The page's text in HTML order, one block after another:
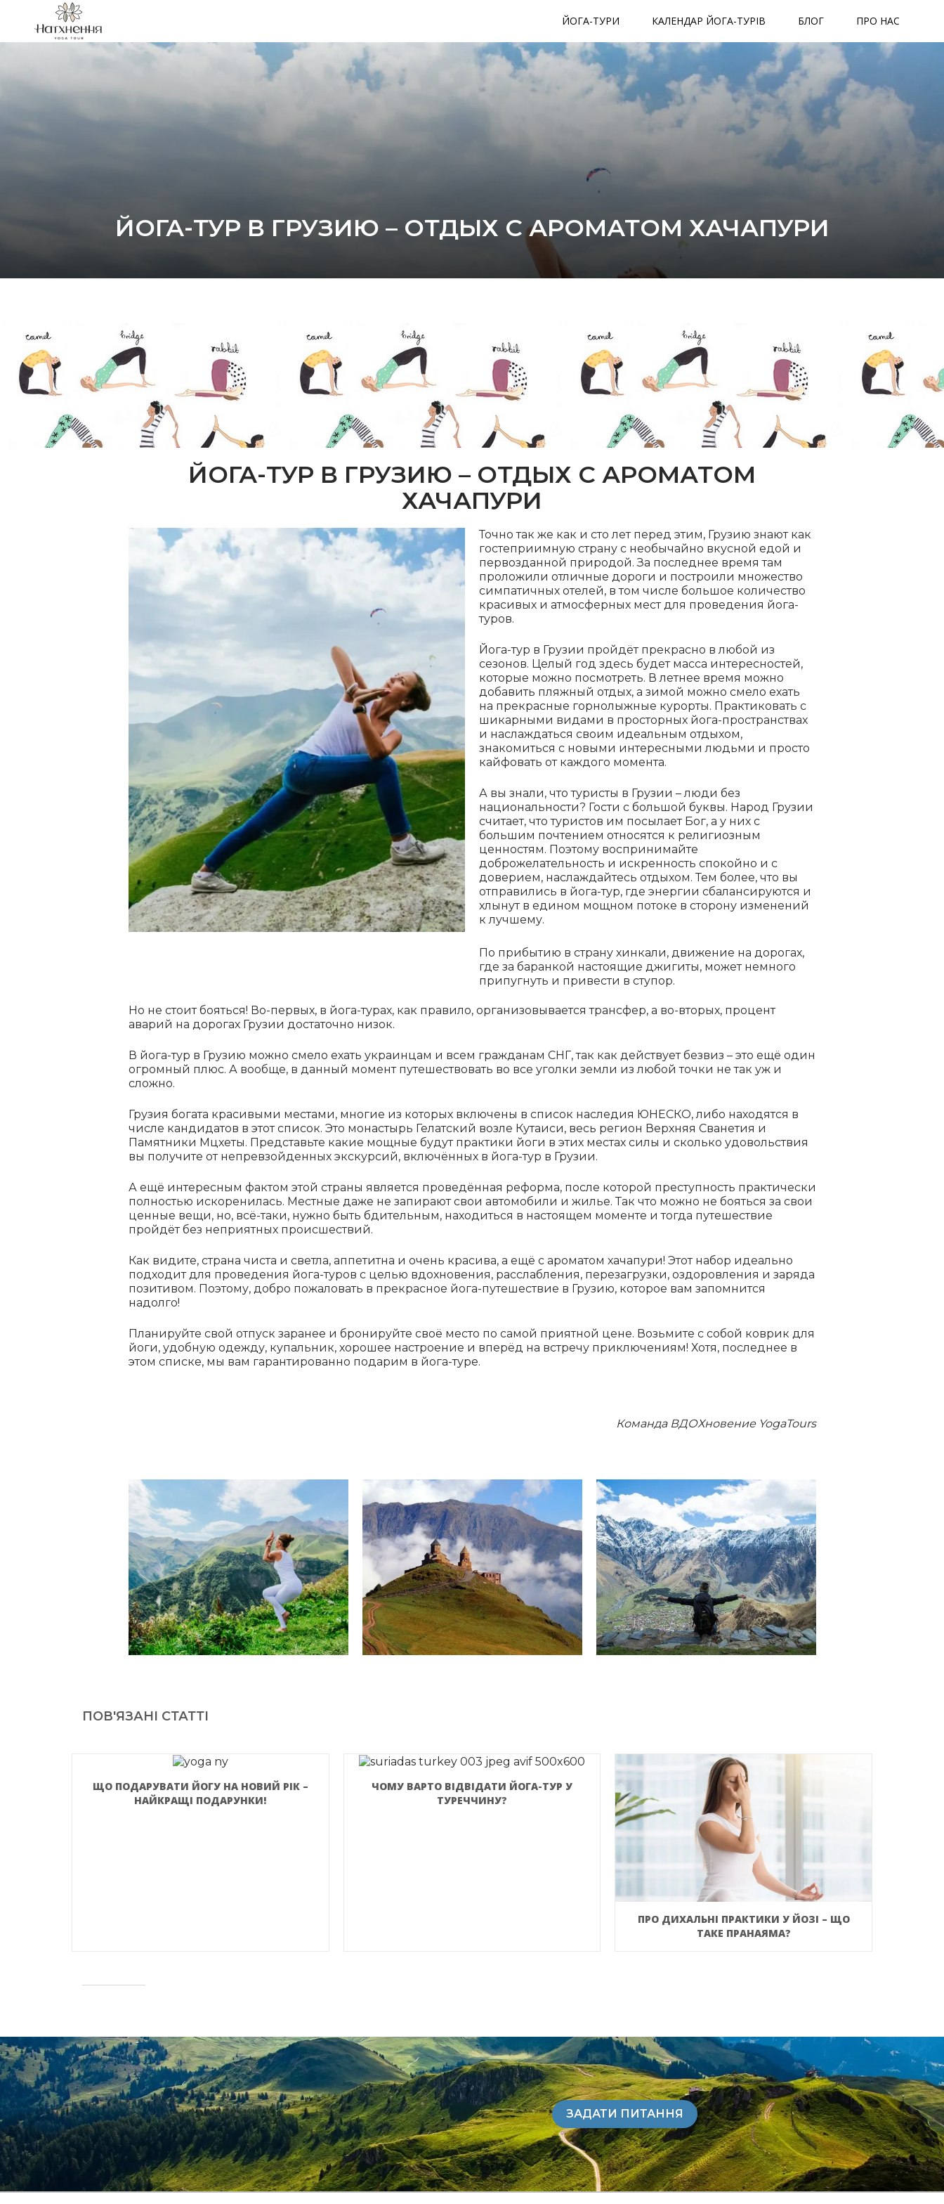
ЙОГА-ТУРИ КАЛЕНДАР ЙОГА-ТУРІВ БЛОГ ПРО НАС
ЙОГА-ТУР В ГРУЗИЮ – ОТДЫХ С АРОМАТОМ ХАЧАПУРИ
ЙОГА-ТУР В ГРУЗИЮ – ОТДЫХ С АРОМАТОМ
ХАЧАПУРИ
Точно так же как и сто лет перед этим, Грузию знают как
гостеприимную страну с необычайно вкусной едой и
первозданной природой. За последнее время там
проложили отличные дороги и построили множество
симпатичных отелей, в том числе большое количество
красивых и атмосферных мест для проведения йога-
туров.
Йога-тур в Грузии пройдёт прекрасно в любой из
сезонов. Целый год здесь будет масса интересностей,
которые можно посмотреть. В летнее время можно
добавить пляжный отдых, а зимой можно смело ехать
на прекрасные горнолыжные курорты. Практиковать с
шикарными видами в просторных йога-пространствах
и наслаждаться своим идеальным отдыхом,
знакомиться с новыми интересными людьми и просто
кайфовать от каждого момента.
А вы знали, что туристы в Грузии – люди без
национальности? Гости с большой буквы. Народ Грузии
считает, что туристов им посылает Бог, а у них с
большим почтением относятся к религиозным
ценностям. Поэтому воспринимайте
доброжелательность и искренность спокойно и с
доверием, наслаждайтесь отдыхом. Тем более, что вы
отправились в йога-тур, где энергии сбалансируются и
хлынут в едином мощном потоке в сторону изменений
к лучшему.
По прибытию в страну хинкали, движение на дорогах,
где за баранкой настоящие джигиты, может немного
припугнуть и привести в ступор.
Но не стоит бояться! Во-первых, в йога-турах, как правило, организовывается трансфер, а во-вторых, процент
аварий на дорогах Грузии достаточно низок.
В йога-тур в Грузию можно смело ехать украинцам и всем гражданам СНГ, так как действует безвиз – это ещё один
огромный плюс. А вообще, в данный момент путешествовать во все уголки земли из любой точки не так уж и
сложно.
Грузия богата красивыми местами, многие из которых включены в список наследия ЮНЕСКО, либо находятся в
числе кандидатов в этот список. Это монастырь Гелатский возле Кутаиси, весь регион Верхняя Сванетия и
Памятники Мцхеты. Представьте какие мощные будут практики йоги в этих местах силы и сколько удовольствия
вы получите от непревзойденных экскурсий, включённых в йога-тур в Грузии.
А ещё интересным фактом этой страны является проведённая реформа, после которой преступность практически
полностью искоренилась. Местные даже не запирают свои автомобили и жилье. Так что можно не бояться за свои
ценные вещи, но, всё-таки, нужно быть бдительным, находиться в настоящем моменте и тогда путешествие
пройдёт без неприятных происшествий.
Как видите, страна чиста и светла, аппетитна и очень красива, а ещё с ароматом хачапури! Этот набор идеально
подходит для проведения йога-туров с целью вдохновения, расслабления, перезагрузки, оздоровления и заряда
позитивом. Поэтому, добро пожаловать в прекрасное йога-путешествие в Грузию, которое вам запомнится
надолго!
Планируйте свой отпуск заранее и бронируйте своё место по самой приятной цене. Возьмите с собой коврик для
йоги, удобную одежду, купальник, хорошее настроение и вперёд на встречу приключениям! Хотя, последнее в
этом списке, мы вам гарантированно подарим в йога-туре.
Команда ВДОХновение YogaTours
ПОВ'ЯЗАНІ СТАТТІ
ЩО ПОДАРУВАТИ ЙОГУ НА НОВИЙ РІК –
НАЙКРАЩІ ПОДАРУНКИ!
ЧОМУ ВАРТО ВІДВІДАТИ ЙОГА-ТУР У
ТУРЕЧЧИНУ?
ПРО ДИХАЛЬНІ ПРАКТИКИ У ЙОЗІ – ЩО
ТАКЕ ПРАНАЯМА?
ЗАДАТИ ПИТАННЯ